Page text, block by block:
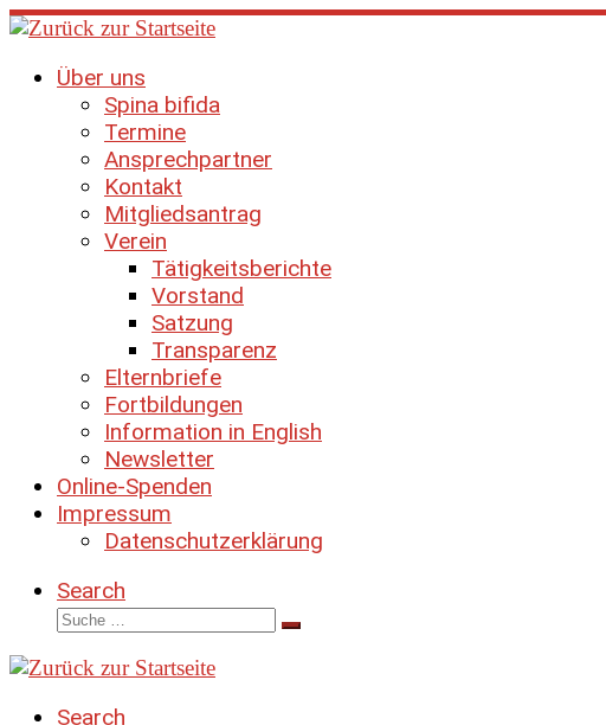
Zum
springenÜber uns
Spina bifida
Termine
Ansprechpartner
Kontakt
Mitgliedsantrag
Verein
Tätigkeitsberichte
Vorstand
Satzung
Transparenz
Elternbriefe
Fortbildungen
Information in English
Newsletter
Online-Spenden
Impressum
Datenschutzerklärung
Search
Suche
Suche
Search